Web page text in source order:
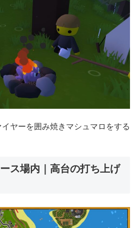
ヤーを囲み焼きマシュマロをする
ス場内｜高台の打ち上げ